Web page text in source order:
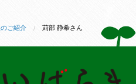
ご紹介 苅部 静希さん